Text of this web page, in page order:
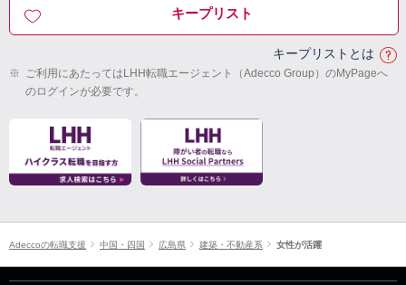
キープリスト
キープリストとは
※ ご利用にあたってはLHH転職エージェント（Adecco Group）のMyPageへ
のログインが必要です。
Adeccoの転職支援 中国・四国 広島県 建築・不動産系 女性が活躍